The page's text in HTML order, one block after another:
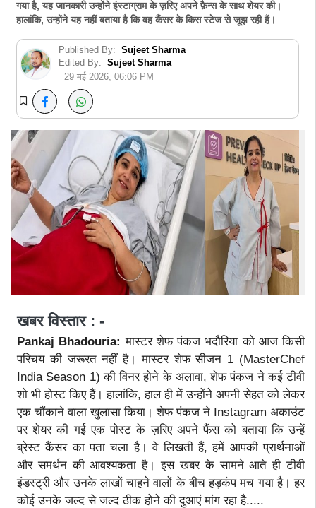
गया है, यह जानकारी उन्होंने इंस्टाग्राम के ज़रिए अपने फ़ैन्स के साथ शेयर की।
हालांकि, उन्होंने यह नहीं बताया है कि वह कैंसर के किस स्टेज से जूझ रही हैं।
Published By: Sujeet Sharma
Edited By: Sujeet Sharma
29 मई 2026, 06:06 PM
खबर विस्तार : -
Pankaj Bhadouria:मास्टर शेफ पंकज भदौरिया को आज किसी
परिचय की जरूरत नहीं है। मास्टर शेफ सीजन 1 (MasterChef
India Season 1) की विनर होने के अलावा, शेफ पंकज ने कई टीवी
शो भी होस्ट किए हैं। हालांकि, हाल ही में उन्होंने अपनी सेहत को लेकर
एक चौंकाने वाला खुलासा किया। शेफ पंकज ने Instagram अकाउंट
पर शेयर की गई एक पोस्ट के ज़रिए अपने फैंस को बताया कि उन्हें
ब्रेस्ट कैंसर का पता चला है। वे लिखती हैं, हमें आपकी प्रार्थनाओं
और समर्थन की आवश्यकता है। इस खबर के सामने आते ही टीवी
इंडस्ट्री और उनके लाखों चाहने वालों के बीच हड़कंप मच गया है। हर
कोई उनके जल्द से जल्द ठीक होने की दुआएं मांग रहा है.....